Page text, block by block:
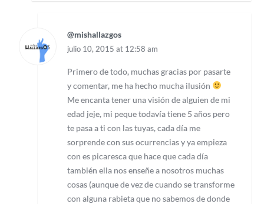
@mishallazgos
julio 10, 2015 at 12:58 am
Primero de todo, muchas gracias por pasarte
y comentar, me ha hecho mucha ilusión
Me encanta tener una visión de alguien de mi
edad jeje, mi peque todavía tiene 5 años pero
te pasa a ti con las tuyas, cada día me
sorprende con sus ocurrencias y ya empieza
con es picaresca que hace que cada día
también ella nos enseñe a nosotros muchas
cosas (aunque de vez de cuando se transforme
con alguna rabieta que no sabemos de donde